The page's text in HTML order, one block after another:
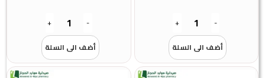
أضف الى السلة
أضف الى السلة